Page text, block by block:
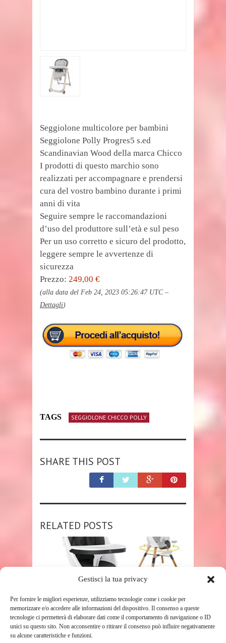
Gestisci la tua privacy
Per fornire le migliori esperienze, utilizziamo tecnologie come i cookie per
memorizzare e/o accedere alle informazioni del dispositivo. Il consenso a queste
tecnologie ci permetterà di elaborare dati come il comportamento di navigazione o ID
unici su questo sito. Non acconsentire o ritirare il consenso può influire negativamente
su alcune caratteristiche e funzioni.
Seggiolone multicolore per bambini
Seggiolone Polly Progres5 s.ed
Scandinavian Wood della marca Chicco
I prodotti di questo marchio sono
realizzati per accompagnare e prendersi
cura del vostro bambino durante i primi
anni di vita
Seguire sempre le raccomandazioni
d’uso del produttore sull’età e sul peso
Per un uso corretto e sicuro del prodotto,
leggere sempre le avvertenze di
sicurezza
Prezzo: 249,00 €
(alla data del Feb 24, 2023 05:26:47 UTC –
Dettagli)
TAGS SEGGIOLONE CHICCO POLLY
SHARE THIS POST
RELATED POSTS
SHOP